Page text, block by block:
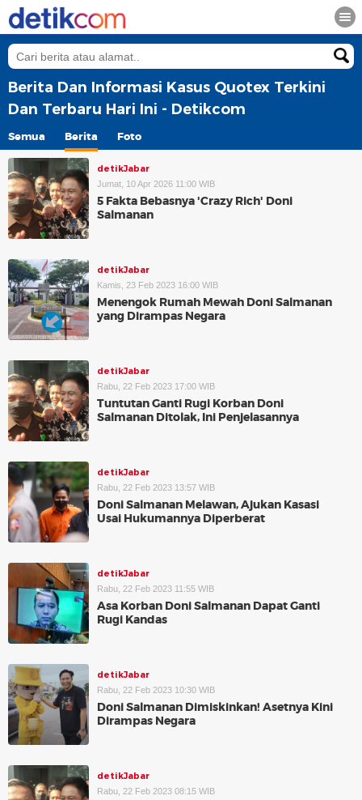
Berita Dan Informasi Kasus Quotex Terkini
Dan Terbaru Hari Ini - Detikcom
Semua Berita Foto
detikJabar
Jumat, 10 Apr 2026 11:00 WIB
5 Fakta Bebasnya 'Crazy Rich' Doni
Salmanan
detikJabar
Kamis, 23 Feb 2023 16:00 WIB
Menengok Rumah Mewah Doni Salmanan
yang Dirampas Negara
detikJabar
Rabu, 22 Feb 2023 17:00 WIB
Tuntutan Ganti Rugi Korban Doni
Salmanan Ditolak, Ini Penjelasannya
detikJabar
Rabu, 22 Feb 2023 13:57 WIB
Doni Salmanan Melawan, Ajukan Kasasi
Usai Hukumannya Diperberat
detikJabar
Rabu, 22 Feb 2023 11:55 WIB
Asa Korban Doni Salmanan Dapat Ganti
Rugi Kandas
detikJabar
Rabu, 22 Feb 2023 10:30 WIB
Doni Salmanan Dimiskinkan! Asetnya Kini
Dirampas Negara
detikJabar
Rabu, 22 Feb 2023 08:15 WIB